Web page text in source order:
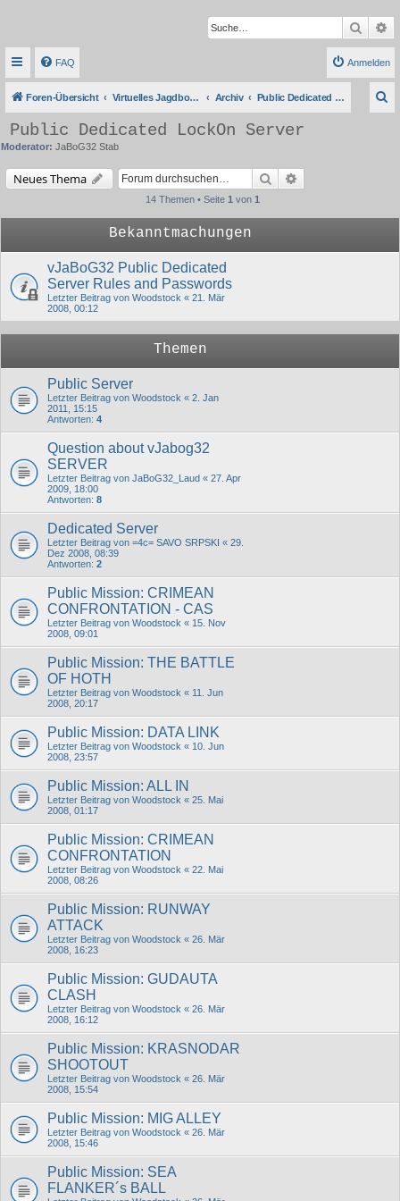
Suche
FAQ Anmelden
Foren-Übersicht Virtuelles Jagdbombergeschwader 32 Archiv Public Dedicated LockOn Server
Public Dedicated LockOn Server
Moderator: JaBoG32 Stab
Neues Thema Suche
14 Themen • Seite 1 von 1
Bekanntmachungen
vJaBoG32 Public Dedicated
Server Rules and Passwords
Letzter Beitrag von Woodstock « 21. Mär
2008, 00:12
Themen
Public Server
Letzter Beitrag von Woodstock « 2. Jan
2011, 15:15
Antworten: 4
Question about vJabog32
SERVER
Letzter Beitrag von JaBoG32_Laud « 27. Apr
2009, 18:00
Antworten: 8
Dedicated Server
Letzter Beitrag von =4c= SAVO SRPSKI « 29.
Dez 2008, 08:39
Antworten: 2
Public Mission: CRIMEAN
CONFRONTATION - CAS
Letzter Beitrag von Woodstock « 15. Nov
2008, 09:01
Public Mission: THE BATTLE
OF HOTH
Letzter Beitrag von Woodstock « 11. Jun
2008, 20:17
Public Mission: DATA LINK
Letzter Beitrag von Woodstock « 10. Jun
2008, 23:57
Public Mission: ALL IN
Letzter Beitrag von Woodstock « 25. Mai
2008, 01:17
Public Mission: CRIMEAN
CONFRONTATION
Letzter Beitrag von Woodstock « 22. Mai
2008, 08:26
Public Mission: RUNWAY
ATTACK
Letzter Beitrag von Woodstock « 26. Mär
2008, 16:23
Public Mission: GUDAUTA
CLASH
Letzter Beitrag von Woodstock « 26. Mär
2008, 16:12
Public Mission: KRASNODAR
SHOOTOUT
Letzter Beitrag von Woodstock « 26. Mär
2008, 15:54
Public Mission: MIG ALLEY
Letzter Beitrag von Woodstock « 26. Mär
2008, 15:46
Public Mission: SEA
FLANKER´s BALL